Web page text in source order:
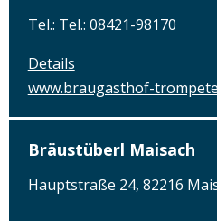
Tel.: Tel.: 08421-98170
Details
www.braugasthof-
Bräustüberl Maisach
Hauptstraße 24, 82216